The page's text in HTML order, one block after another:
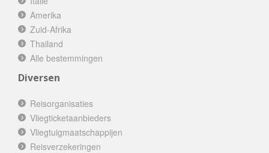
Amerika
Zuid-Afrika
Thailand
Alle bestemmingen
Diversen
Reisorganisaties
Vliegticketaanbieders
Vliegtuigmaatschappijen
Reisverzekeringen